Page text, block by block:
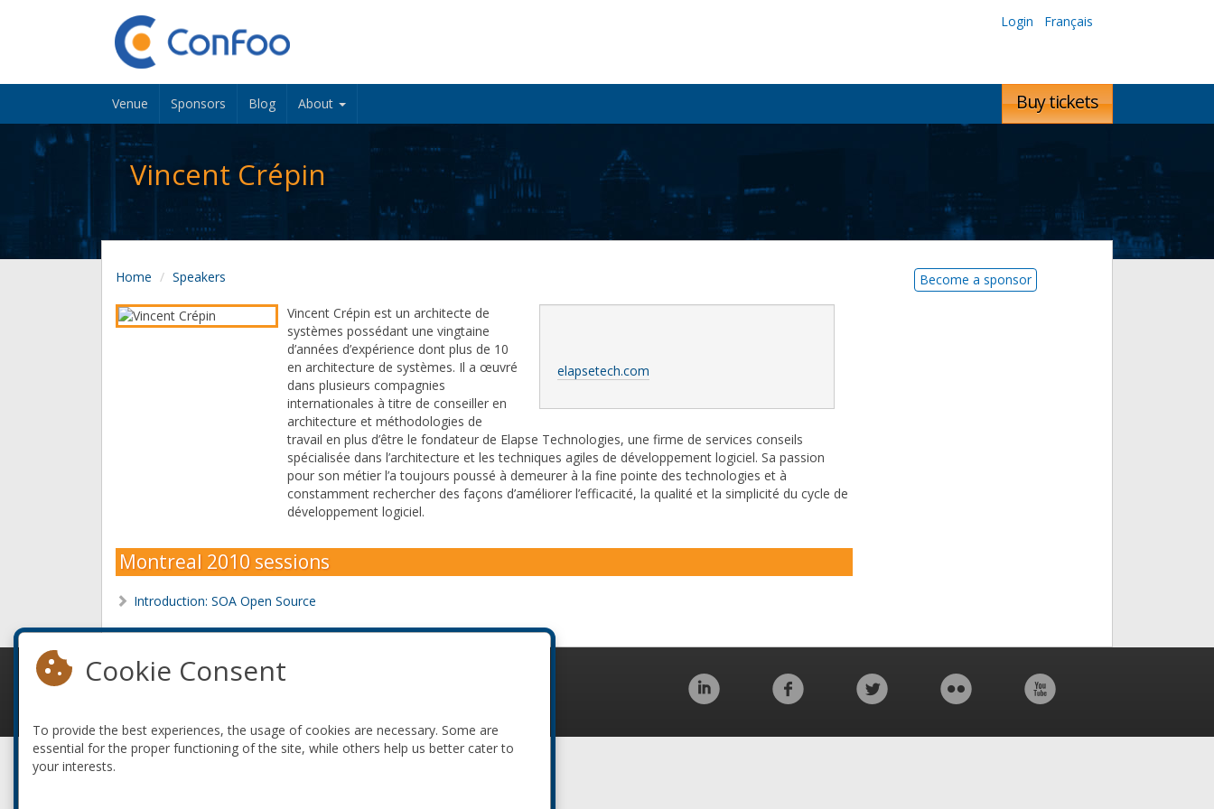
Login Français
Venue Sponsors Blog About Buy tickets
Vincent Crépin
Home Speakers
elapsetech.com
Vincent Crépin est un architecte de
systèmes possédant une vingtaine
d’années d’expérience dont plus de 10
en architecture de systèmes. Il a œuvré
dans plusieurs compagnies
internationales à titre de conseiller en
architecture et méthodologies de
travail en plus d’être le fondateur de Elapse Technologies, une firme de services conseils
spécialisée dans l’architecture et les techniques agiles de développement logiciel. Sa passion
pour son métier l’a toujours poussé à demeurer à la fine pointe des technologies et à
constamment rechercher des façons d’améliorer l’efficacité, la qualité et la simplicité du cycle de
développement logiciel.
Montreal 2010 sessions
Introduction: SOA Open Source
Become a sponsor
© 2010-2026 ConFoo. All rights reserved.
Cookie Consent
To provide the best experiences, the usage of cookies are necessary. Some are
essential for the proper functioning of the site, while others help us better cater to
your interests.